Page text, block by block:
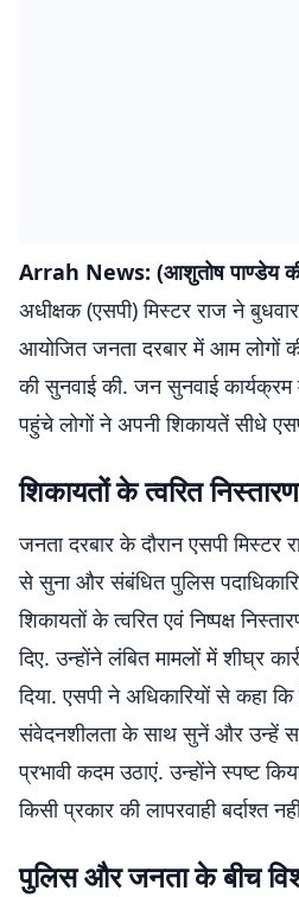
Arrah News: (आशुतोष पाण्डेय की
अधीक्षक (एसपी) मिस्टर राज ने
आयोजित जनता दरबार में आम लोगों
की सुनवाई की. जन सुनवाई कार्यक्रम
पहुंचे लोगों ने अपनी शिकायतें सीधे
शिकायतों के त्वरित
जनता दरबार के दौरान एसपी मिस्टर
से सुना और संबंधित पुलिस
शिकायतों के त्वरित एवं निष्पक्ष
दिए. उन्होंने लंबित मामलों में शीघ्र
दिया. एसपी ने अधिकारियों से कहा
संवेदनशीलता के साथ सुनें और उन्हें
प्रभावी कदम उठाएं. उन्होंने स्पष्ट
किसी प्रकार की लापरवाही बर्दाश्त
पुलिस और जनता के बीच